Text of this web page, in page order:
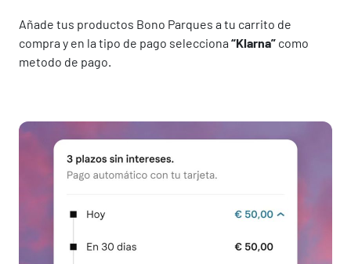
Añade tus productos Bono Parques a tu carrito de
compra y en la tipo de pago selecciona“Klarna” como
metodo de pago.